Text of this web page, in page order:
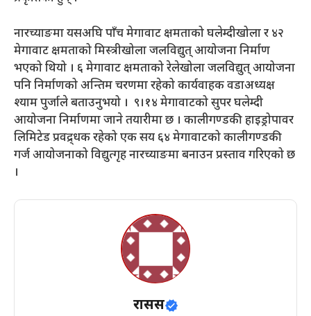
नारच्याङमा यसअघि पाँच मेगावाट क्षमताको घलेम्दीखोला र ४२
मेगावाट क्षमताको मिस्त्रीखोला जलविद्युत् आयोजना निर्माण
भएको थियो । ६ मेगावाट क्षमताको रेलेखोला जलविद्युत् आयोजना
पनि निर्माणको अन्तिम चरणमा रहेको कार्यवाहक वडाअध्यक्ष
श्याम पुर्जाले बताउनुभयो । ९।१४ मेगावाटको सुपर घलेम्दी
आयोजना निर्माणमा जाने तयारीमा छ । कालीगण्डकी हाइड्रोपावर
लिमिटेड प्रवद्र्धक रहेको एक सय ६४ मेगावाटको कालीगण्डकी
गर्ज आयोजनाको विद्युत्गृह नारच्याङमा बनाउन प्रस्ताव गरिएको छ
।
रासस